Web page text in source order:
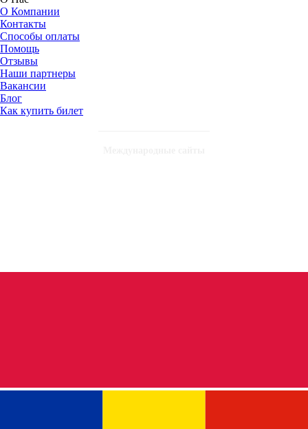
О Компании
Контакты
Способы оплаты
Помощь
Отзывы
Наши партнеры
Вакансии
Блог
Как купить билет